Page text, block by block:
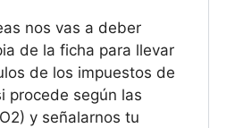
nos vas a deber
de la ficha para llevar
de los impuestos de
procede según las
y señalarnos tu